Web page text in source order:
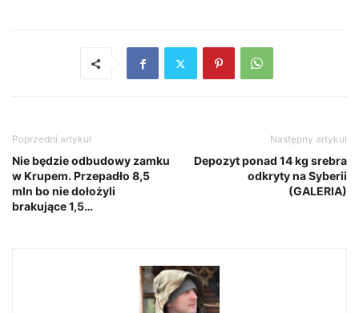
Poprzedni artykuł
Nie będzie odbudowy zamku
w Krupem. Przepadło 8,5
mln bo nie dołożyli
brakujące 1,5…
Następny artykuł
Depozyt ponad 14 kg srebra
odkryty na Syberii
(GALERIA)